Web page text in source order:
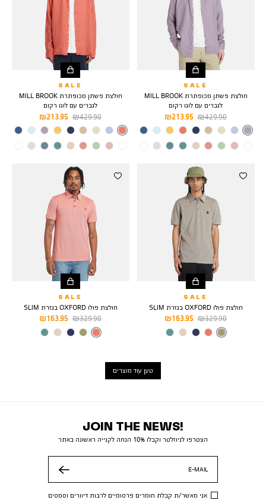
SALE
חולצת פשתן מכופתרת MILL BROOK
לגברים עם לוגו רקום
מחיר
מוצר
213.95 ₪
מחיר
רגיל
429.90 ₪
צבע
PURPLE
SALE
חולצת פשתן מכופתרת MILL BROOK
לגברים עם לוגו רקום
מחיר
מוצר
213.95 ₪
מחיר
רגיל
429.90 ₪
צבע
SIENNA-
SALE
חולצת פולו OXFORD בגזרת SLIM
מחיר
מוצר
163.95 ₪
מחיר
רגיל
329.90 ₪
צבע
SPHAGNUM
SALE
חולצת פולו OXFORD בגזרת SLIM
מחיר
מוצר
163.95 ₪
מחיר
רגיל
329.90 ₪
צבע
SIENNA-
APP
טען עוד מוצרים
JOIN THE NEWS!
הצטרפו לניוזלטר וקבלו 10% הנחה לקנייה ראשונה באתר
E-MAIL
אני מאשר/ת קבלת חומרים פרסומיים לרבות דיוורים וסמסים